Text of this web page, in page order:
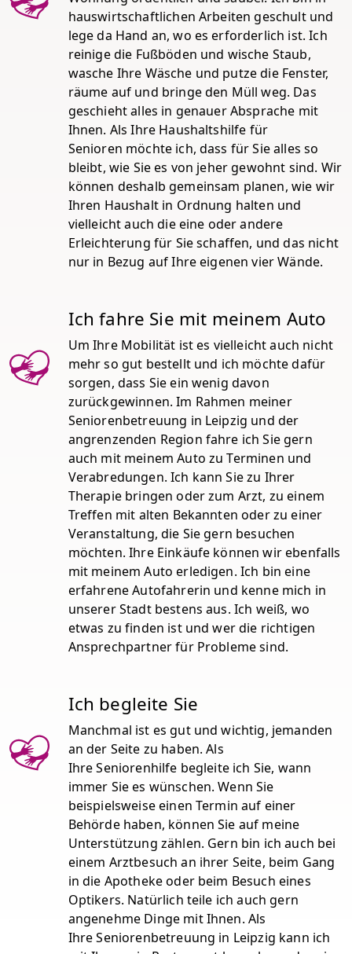
hauswirtschaftlichen Arbeiten geschult und
lege da Hand an, wo es erforderlich ist. Ich
reinige die Fußböden und wische Staub,
wasche Ihre Wäsche und putze die Fenster,
räume auf und bringe den Müll weg. Das
geschieht alles in genauer Absprache mit
Ihnen. Als Ihre Haushaltshilfe für
Senioren möchte ich, dass für Sie alles so
bleibt, wie Sie es von jeher gewohnt sind. Wir
können deshalb gemeinsam planen, wie wir
Ihren Haushalt in Ordnung halten und
vielleicht auch die eine oder andere
Erleichterung für Sie schaffen, und das nicht
nur in Bezug auf Ihre eigenen vier Wände.
Ich fahre Sie mit meinem Auto
Um Ihre Mobilität ist es vielleicht auch nicht
mehr so gut bestellt und ich möchte dafür
sorgen, dass Sie ein wenig davon
zurückgewinnen. Im Rahmen meiner
Seniorenbetreuung in Leipzig und der
angrenzenden Region fahre ich Sie gern
auch mit meinem Auto zu Terminen und
Verabredungen. Ich kann Sie zu Ihrer
Therapie bringen oder zum Arzt, zu einem
Treffen mit alten Bekannten oder zu einer
Veranstaltung, die Sie gern besuchen
möchten. Ihre Einkäufe können wir ebenfalls
mit meinem Auto erledigen. Ich bin eine
erfahrene Autofahrerin und kenne mich in
unserer Stadt bestens aus. Ich weiß, wo
etwas zu finden ist und wer die richtigen
Ansprechpartner für Probleme sind.
Ich begleite Sie
Manchmal ist es gut und wichtig, jemanden
an der Seite zu haben. Als
Ihre Seniorenhilfe begleite ich Sie, wann
immer Sie es wünschen. Wenn Sie
beispielsweise einen Termin auf einer
Behörde haben, können Sie auf meine
Unterstützung zählen. Gern bin ich auch bei
einem Arztbesuch an ihrer Seite, beim Gang
in die Apotheke oder beim Besuch eines
Optikers. Natürlich teile ich auch gern
angenehme Dinge mit Ihnen. Als
Ihre Seniorenbetreuung in Leipzig kann ich